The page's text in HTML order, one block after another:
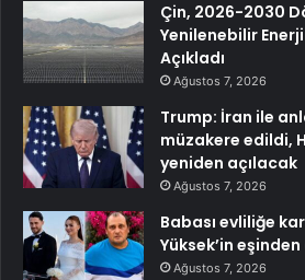
Çin, 2026-2030
Yenilenebilir
Açıkladı
Ağustos 7, 2026
Trump: İran ile
müzakere edildi,
yeniden açılacak
Ağustos 7, 2026
Babası evliliğe
Yüksek’in
Ağustos 7, 2026